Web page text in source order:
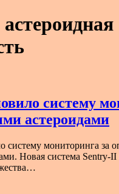
астероидная
систему
астероидами
систему мониторинга за
Новая система Sentry-II